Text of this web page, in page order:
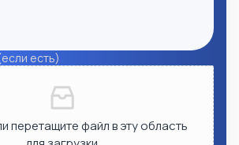
есть)
перетащите файл в эту область